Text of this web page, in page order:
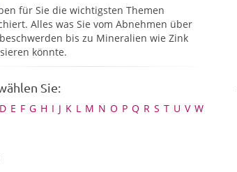
für Sie die wichtigsten Themen
Alles was Sie vom Abnehmen über
bis zu Mineralien wie Zink
könnte.
Sie:
D E F G H I J K L M N O P Q R S T U V W